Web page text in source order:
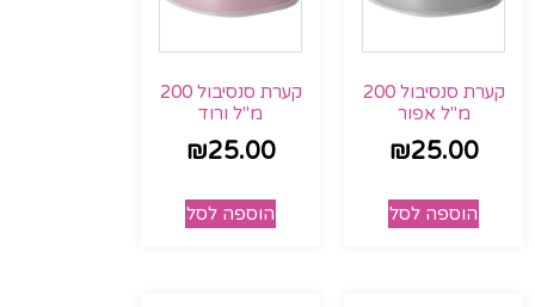
קערת סנסיבול 200
מ"ל אפור
₪25.00
הוספה לסל
קערת סנסיבול 200
מ"ל ורוד
₪25.00
הוספה לסל